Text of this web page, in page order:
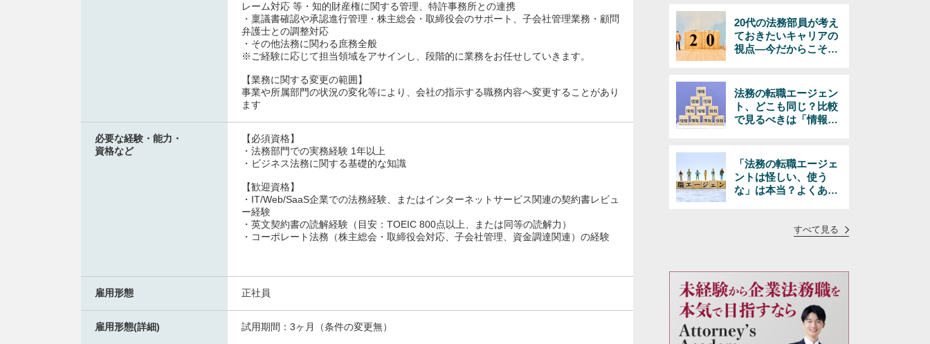
レーム対応 等・知的財産権に関する管理、特許事務所との連携
・稟議書確認や承認進行管理・株主総会・取締役会のサポート、子会社管理業務・顧問
弁護士との調整対応
・その他法務に関わる庶務全般
※ご経験に応じて担当領域をアサインし、段階的に業務をお任せしていきます。
【業務に関する変更の範囲】
事業や所属部門の状況の変化等により、会社の指示する職務内容へ変更することがあり
ます
必要な経験・能力・
資格など
【必須資格】
・法務部門での実務経験 1年以上
・ビジネス法務に関する基礎的な知識
【歓迎資格】
・IT/Web/SaaS企業での法務経験、またはインターネットサービス関連の契約書レビュ
ー経験
・英文契約書の読解経験（目安：TOEIC 800点以上、または同等の読解力）
・コーポレート法務（株主総会・取締役会対応、子会社管理、資金調達関連）の経験
雇用形態 正社員
雇用形態(詳細) 試用期間：3ヶ月（条件の変更無）
20代の法務部員が考え
ておきたいキャリアの
視点―今だからこそで
法務の転職エージェン
ト、どこも同じ？比較
で見るべきは「情報の
「法務の転職エージェ
ントは怪しい、使う
な」は本当？よくある
すべて見る